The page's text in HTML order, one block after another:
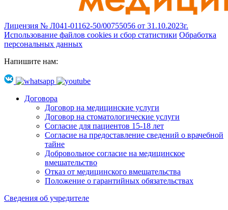
Лицензия № Л041-01162-50/00755056 от 31.10.2023г.
Использование файлов cookies и сбор статистики Обработка
персональных данных
Напишите нам:
Договора
Договор на медицинские услуги
Договор на стоматологические услуги
Согласие для пациентов 15-18 лет
Согласие на предоставление сведений о врачебной
тайне
Добровольное согласие на медицинское
вмешательство
Отказ от медицинского вмешательства
Положение о гарантийных обязательствах
Сведения об учредителе